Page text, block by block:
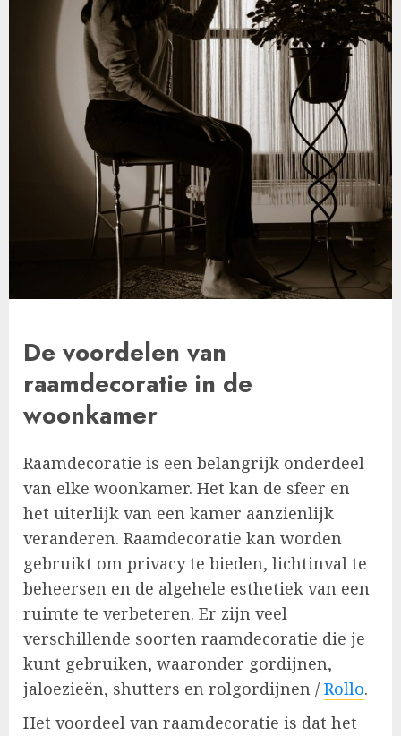
De voordelen van
raamdecoratie in de
woonkamer
Raamdecoratie is een belangrijk onderdeel
van elke woonkamer. Het kan de sfeer en
het uiterlijk van een kamer aanzienlijk
veranderen. Raamdecoratie kan worden
gebruikt om privacy te bieden, lichtinval te
beheersen en de algehele esthetiek van een
ruimte te verbeteren. Er zijn veel
verschillende soorten raamdecoratie die je
kunt gebruiken, waaronder gordijnen,
jaloezieën, shutters en rolgordijnen / Rollo.
Het voordeel van raamdecoratie is dat het